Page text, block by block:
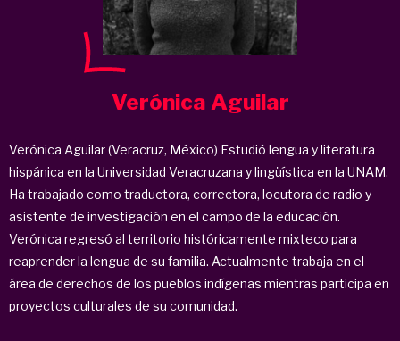
Verónica Aguilar
Verónica Aguilar (Veracruz, México) Estudió lengua y literatura
hispánica en la Universidad Veracruzana y lingüística en la UNAM.
Ha trabajado como traductora, correctora, locutora de radio y
asistente de investigación en el campo de la educación.
Verónica regresó al territorio históricamente mixteco para
reaprender la lengua de su familia. Actualmente trabaja en el
área de derechos de los pueblos indígenas mientras participa en
proyectos culturales de su comunidad.